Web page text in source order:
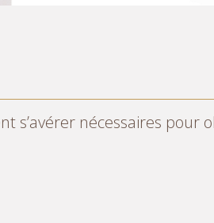
Assisté par